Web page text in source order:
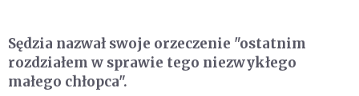
Sędzia nazwał swoje orzeczenie "ostatnim
rozdziałem w sprawie tego niezwykłego
małego chłopca".